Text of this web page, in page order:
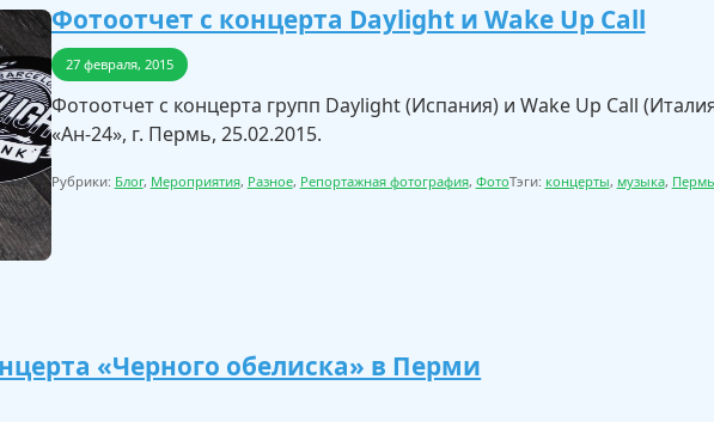
Фотоотчет с концерта Daylight и Wake Up Call
27 февраля, 2015
Фотоотчет с концерта групп Daylight (Испания) и Wake Up Call
«Ан-24», г. Пермь, 25.02.2015.
Рубрики: Блог, Мероприятия, Разное, Репортажная фотография, ФотоТэги: концерты, музыка, Пермь
«Черного обелиска» в Перми